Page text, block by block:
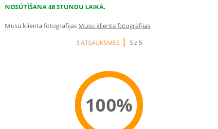
NOSŪTĪŠANA 48 STUNDU LAIKĀ.
Mūsu klienta fotogrāfijas Mūsu klienta fotogrāfijas
3 ATSAUKSMES
5 z 5
100%